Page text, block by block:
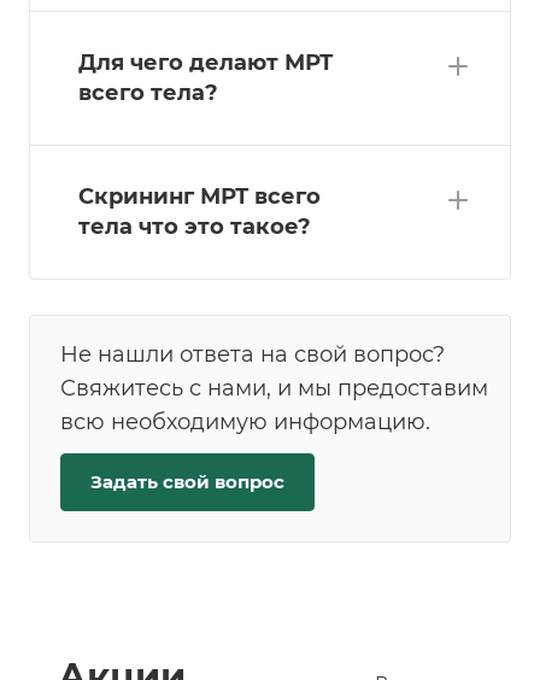
Для чего делают МРТ
всего тела?
Скрининг МРТ всего
тела что это такое?
Не нашли ответа на свой вопрос?
Свяжитесь с нами, и мы предоставим
всю необходимую информацию.
Задать свой вопрос